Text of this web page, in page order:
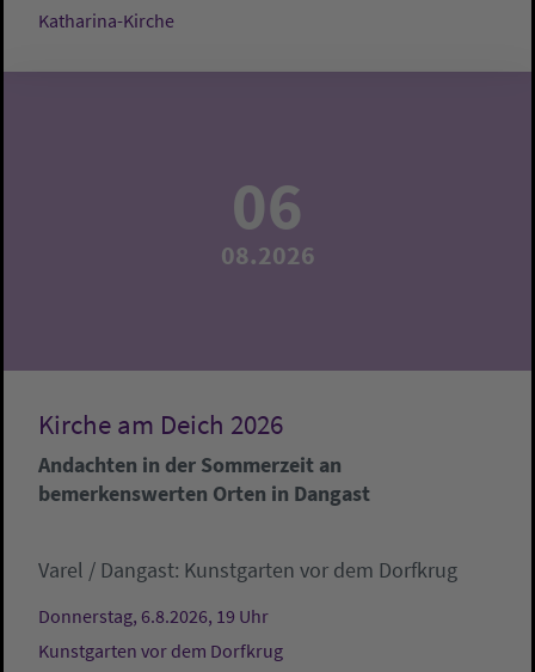
Katharina-Kirche
06
08.2026
Kirche am Deich 2026
Andachten in der Sommerzeit an
bemerkenswerten Orten in Dangast
Varel / Dangast: Kunstgarten vor dem Dorfkrug
Donnerstag, 6.8.2026, 19 Uhr
Kunstgarten vor dem Dorfkrug